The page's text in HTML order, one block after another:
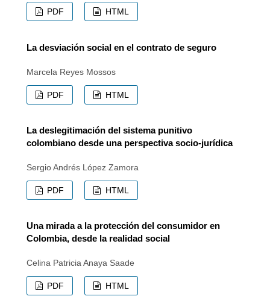
PDF HTML
La desviación social en el contrato de seguro
Marcela Reyes Mossos
PDF HTML
La deslegitimación del sistema punitivo
colombiano desde una perspectiva socio-jurídica
Sergio Andrés López Zamora
PDF HTML
Una mirada a la protección del consumidor en
Colombia, desde la realidad social
Celina Patricia Anaya Saade
PDF HTML